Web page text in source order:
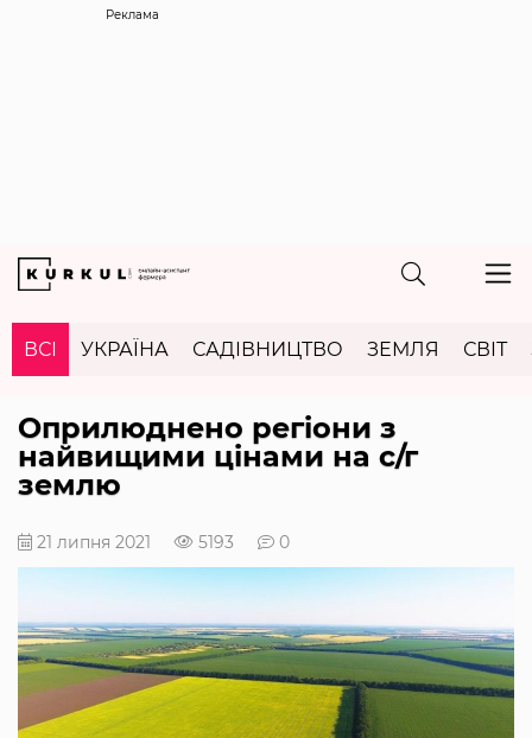
Реклама
ВСІ УКРАЇНА САДІВНИЦТВО ЗЕМЛЯ СВІТ
Оприлюднено регіони з
найвищими цінами на с/г
землю
21 липня 2021 5193 0